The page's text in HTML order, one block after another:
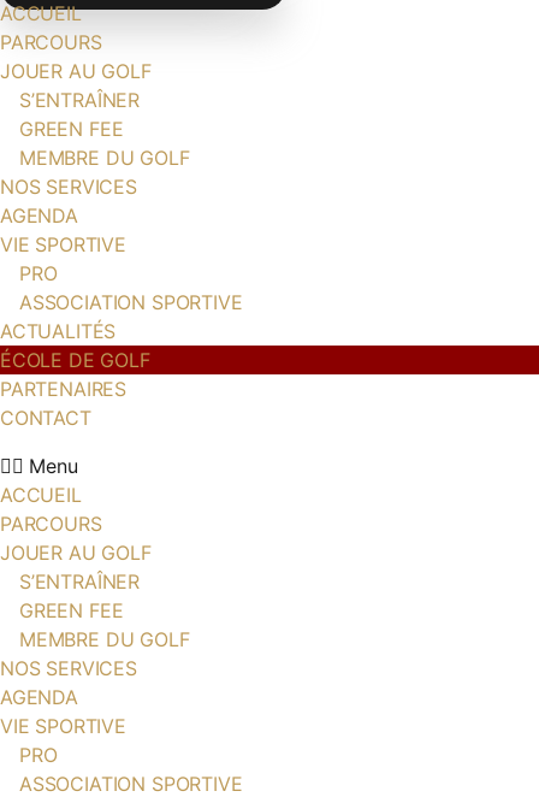
ACCUEIL
PARCOURS
JOUER AU GOLF
S’ENTRAÎNER
GREEN FEE
MEMBRE DU GOLF
NOS SERVICES
AGENDA
VIE SPORTIVE
PRO
ASSOCIATION SPORTIVE
ACTUALITÉS
ÉCOLE DE GOLF
PARTENAIRES
CONTACT
Menu
ACCUEIL
PARCOURS
JOUER AU GOLF
S’ENTRAÎNER
GREEN FEE
MEMBRE DU GOLF
NOS SERVICES
AGENDA
VIE SPORTIVE
PRO
ASSOCIATION SPORTIVE